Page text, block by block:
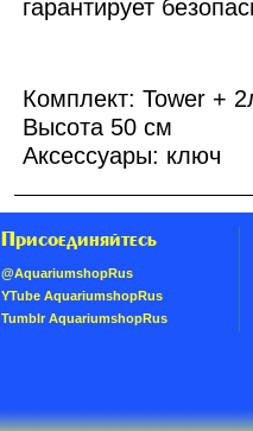
гарантирует
Комплект: Tower +
Высота 50 см
Аксессуары: ключ
Присоединяйтесь
@AquariumshopRus
YTube AquariumshopRus
Tumblr AquariumshopRus